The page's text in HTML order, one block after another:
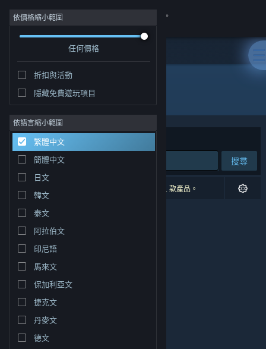
登入
社群
關於
客服
變更語言
取得 Steam 行動應用程式
檢視電腦版網頁
依價格縮小範圍
任何價格
折扣與活動
隱藏免費遊玩項目
依語言縮小範圍
繁體中文
簡體中文
日文
韓文
泰文
阿拉伯文
印尼語
馬來文
保加利亞文
捷克文
丹麥文
德文
開發人員: Keone
排序依據 相關性
搜尋
0 項相符的搜尋結果。 已根據您的偏好設定排除 1 款產品。